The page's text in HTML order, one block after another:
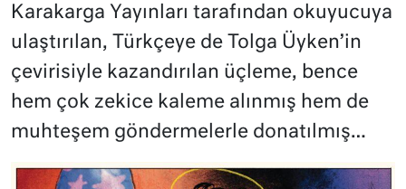
Karakarga Yayınları tarafından okuyucuya
ulaştırılan, Türkçeye de Tolga Üyken’in
çevirisiyle kazandırılan üçleme, bence
hem çok zekice kaleme alınmış hem de
muhteşem göndermelerle donatılmış…